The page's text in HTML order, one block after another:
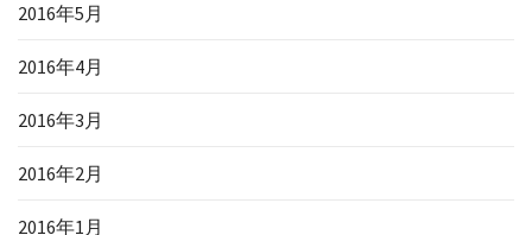
2016年5月
2016年4月
2016年3月
2016年2月
2016年1月